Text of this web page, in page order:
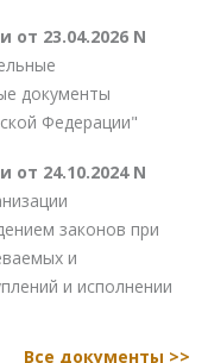
от 23.04.2026 N
документы
Федерации"
от 24.10.2024 N
законов при
и
и исполнении
Все документы >>